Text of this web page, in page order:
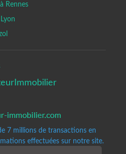
Rennes
7 millions de transactions en
effectuées sur notre site.